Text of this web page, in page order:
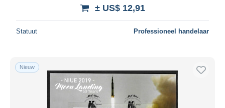
± US$ 12,91
Statuut Professioneel handelaar
Nieuw